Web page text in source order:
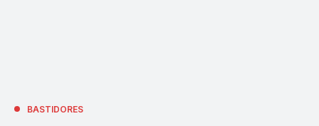
BASTIDORES